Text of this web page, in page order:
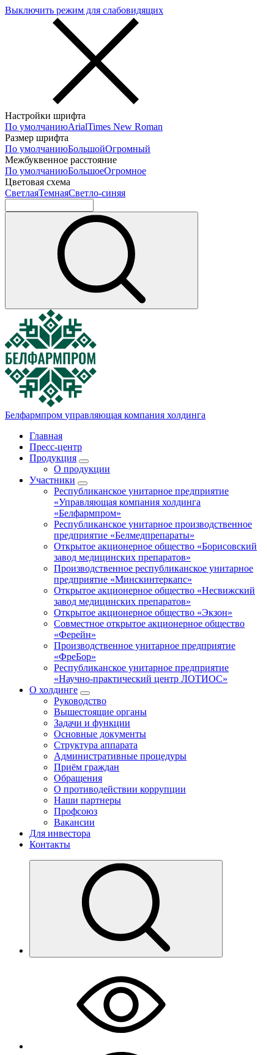
Выключить режим для слабовидящих
Настройки шрифта
По умолчаниюArialTimes New Roman
Размер шрифта
По умолчаниюБольшойОгромный
Межбуквенное расстояние
По умолчаниюБольшоеОгромное
Цветовая схема
СветлаяТемнаяСветло-синяя
Белфармпром управляющая компания холдинга
Главная
Пресс-центр
Продукция
О продукции
Участники
Республиканское унитарное предприятие
«Управляющая компания холдинга
«Белфармпром»
Республиканское унитарное производственное
предприятие «Белмедпрепараты»
Открытое акционерное общество «Борисовский
завод медицинских препаратов»
Производственное республиканское унитарное
предприятие «Минскинтеркапс»
Открытое акционерное общество «Несвижский
завод медицинских препаратов»
Открытое акционерное общество «Экзон»
Совместное открытое акционерное общество
«Ферейн»
Производственное унитарное предприятие
«ФреБор»
Республиканское унитарное предприятие
«Научно-практический центр ЛОТИОС»
О холдинге
Руководство
Вышестоящие органы
Задачи и функции
Основные документы
Структура аппарата
Административные процедуры
Приём граждан
Обращения
О противодействии коррупции
Наши партнеры
Профсоюз
Вакансии
Для инвестора
Контакты